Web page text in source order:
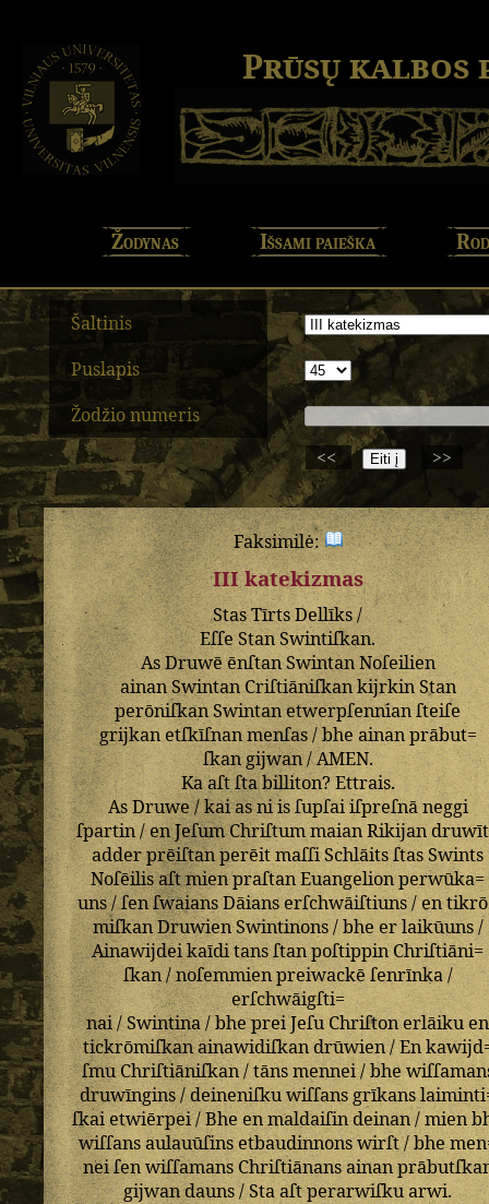
Prūsų kalbos
Žodynas Išsami paieška
Šaltinis
Puslapis
Žodžio numeris
<<
>>
Faksimilė:
III katekizmas
StasTīrtsDellīks/
EſſeStan Swintiſkan.
AsDruwēēnſtanSwintanNoſeilien
ainanSwintanCriſtiāniſkankijrkinStan
perōniſkan Swintan etwerpſennian ſteiſe
grijkanetſkīſnanmenſas/bhe ainanprābut=
ſkangijwan/AMEN.
Kaaſtſtabilliton?Ettrais.
AsDruwe/kaiasniisſupſaiiſpreſnāneggi
ſpartin/enJeſumChriſtummaianRikijandruwīt
adderprēiſtanperēitmaſſiSchlāitsſtasSwints
Noſēilisaſtmien praſtan Euangelionperwūka=
uns/ſenſwaiansDāianserſchwāiſtiuns/en
miſkanDruwienSwintinons/bhe erlaikūuns/
Ainawijdeikaīditansſtanpoſtippin Chriſtiāni=
ſkan/noſemmienpreiwackē ſenrīnka/
erſchwāigſti=
nai/Swintina/bhepreiJeſuChriſtonerlāiku en
tickrōmiſkanainawidiſkandrūwien/En
ſmuChriſtiāniſkan/tānsmennei/bhe
druwīngins/deineniſkuwiſſans grīkans
ſkai etwiērpei/Bheenmaldaiſin deinan/mien
wiſſansaulauūſinsetbaudinnonswirſt/bhe
neiſenwiſſamansChriſtiānansainan
gijwandauns/Staaſtperarwiſku arwi.